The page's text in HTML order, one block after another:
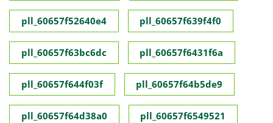
pll_60657f52640e4 pll_60657f639f4f0
pll_60657f63bc6dc pll_60657f6431f6a
pll_60657f644f03f pll_60657f64b5de9
pll_60657f64d38a0 pll_60657f6549521